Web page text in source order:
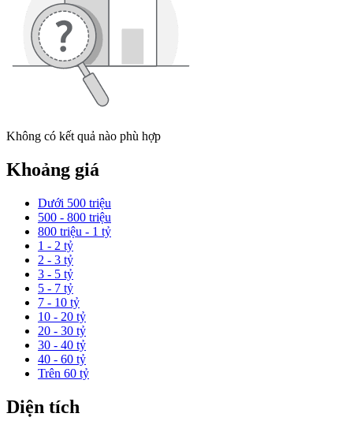
Không có kết quả nào phù hợp
Khoảng giá
Dưới 500 triệu
500 - 800 triệu
800 triệu - 1 tỷ
1 - 2 tỷ
2 - 3 tỷ
3 - 5 tỷ
5 - 7 tỷ
7 - 10 tỷ
10 - 20 tỷ
20 - 30 tỷ
30 - 40 tỷ
40 - 60 tỷ
Trên 60 tỷ
Diện tích